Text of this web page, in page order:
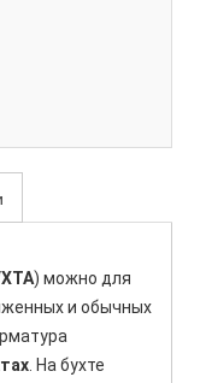
) можно для
и обычных
. На бухте